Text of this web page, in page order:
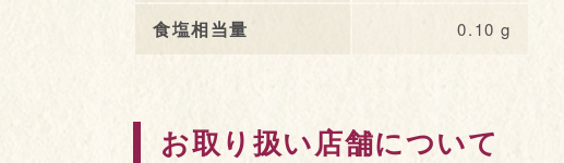
食塩相当量 0.10 g
お取り扱い店舗について